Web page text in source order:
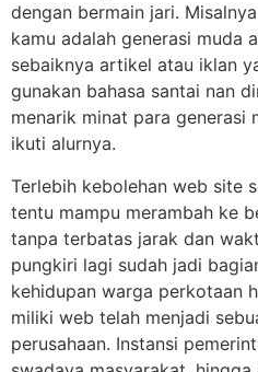
dengan bermain jari.
kamu adalah generasi muda
sebaiknya artikel atau iklan
gunakan bahasa santai nan
menarik minat para generasi
ikuti alurnya.
Terlebih kebolehan web site
tentu mampu merambah ke
tanpa terbatas jarak dan
pungkiri lagi sudah jadi
kehidupan warga perkotaan
miliki web telah menjadi
perusahaan. Instansi